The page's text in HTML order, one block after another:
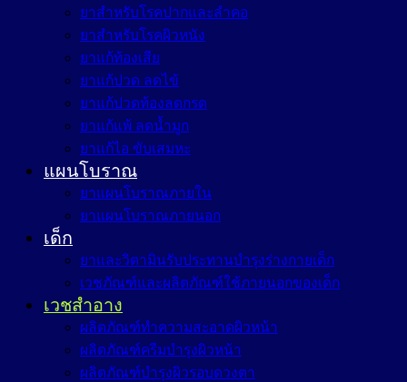
ยาสำหรับโรคปากและลำคอ
ยาสำหรับโรคผิวหนัง
ยาแก้ท้องเสีย
ยาแก้ปวด ลดไข้
ยาแก้ปวดท้องลดกรด
ยาแก้แพ้ ลดน้ำมูก
ยาแก้ไอ ขับเสมหะ
แผนโบราณ
ยาแผนโบราณภายใน
ยาแผนโบราณภายนอก
เด็ก
ยาและวิตามินรับประทานบำรุงร่างกายเด็ก
เวชภัณฑ์และผลิตภัณฑ์ใช้ภายนอกของเด็ก
เวชสำอาง
ผลิตภัณฑ์ทำความสะอาดผิวหน้า
ผลิตภัณฑ์ครีมบำรุงผิวหน้า
ผลิตภัณฑ์บำรุงผิวรอบดวงตา